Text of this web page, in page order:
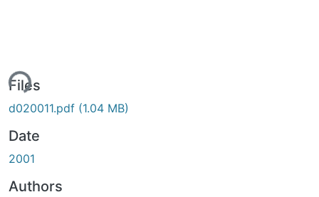
Files
d020011.pdf (1.04 MB)
Date
2001
Authors